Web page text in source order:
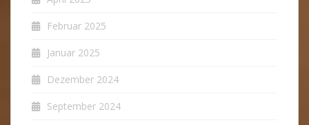
Februar 2025
Januar 2025
Dezember 2024
September 2024